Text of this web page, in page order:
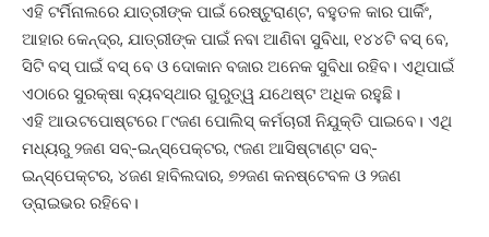
ଏହି ଟର୍ମିନାଲରେ ଯାତ୍ରୀଙ୍କ ପାଇଁ ରେଷ୍ଟୁରାଣ୍ଟ, ବହୁତଳ କାର ପାର୍କିଂ,
ଆହାର କେନ୍ଦ୍ର, ଯାତ୍ରୀଙ୍କ ପାଇଁ ନବା ଆଣିବା ସୁବିଧା, ୧୪୪ଟି ବସ୍‌ ବେ,
ସିଟି ବସ୍‌ ପାଇଁ ବସ୍‌ ବେ ଓ ଦୋକାନ ବଜାର ଅନେକ ସୁବିଧା ରହିବ। ଏଥିପାଇଁ
ଏଠାରେ ସୁରକ୍ଷା ବ୍ୟବସ୍ଥାର ଗୁରୁତ୍ୱ ଯଥେଷ୍ଟ ଅଧିକ ରହୁଛି।
ଏହି ଆଉଟପୋଷ୍ଟରେ ୮୯ଜଣ ପୋଲିସ୍‌ କର୍ମଚାରୀ ନିଯୁକ୍ତି ପାଇବେ। ଏଥି
ମଧ୍ୟରୁ ୨ଜଣ ସବ୍‌-ଇନ୍‌ସ୍ପେକ୍ଟର, ୯ଜଣ ଆସିଷ୍ଟାଣ୍ଟ ସବ୍‌-
ଇନ୍‌ସ୍ପେକ୍ଟର, ୪ଜଣ ହାବିଲଦାର, ୭୨ଜଣ କନଷ୍ଟେବଳ ଓ ୨ଜଣ
ଡ୍ରାଇଭର ରହିବେ।